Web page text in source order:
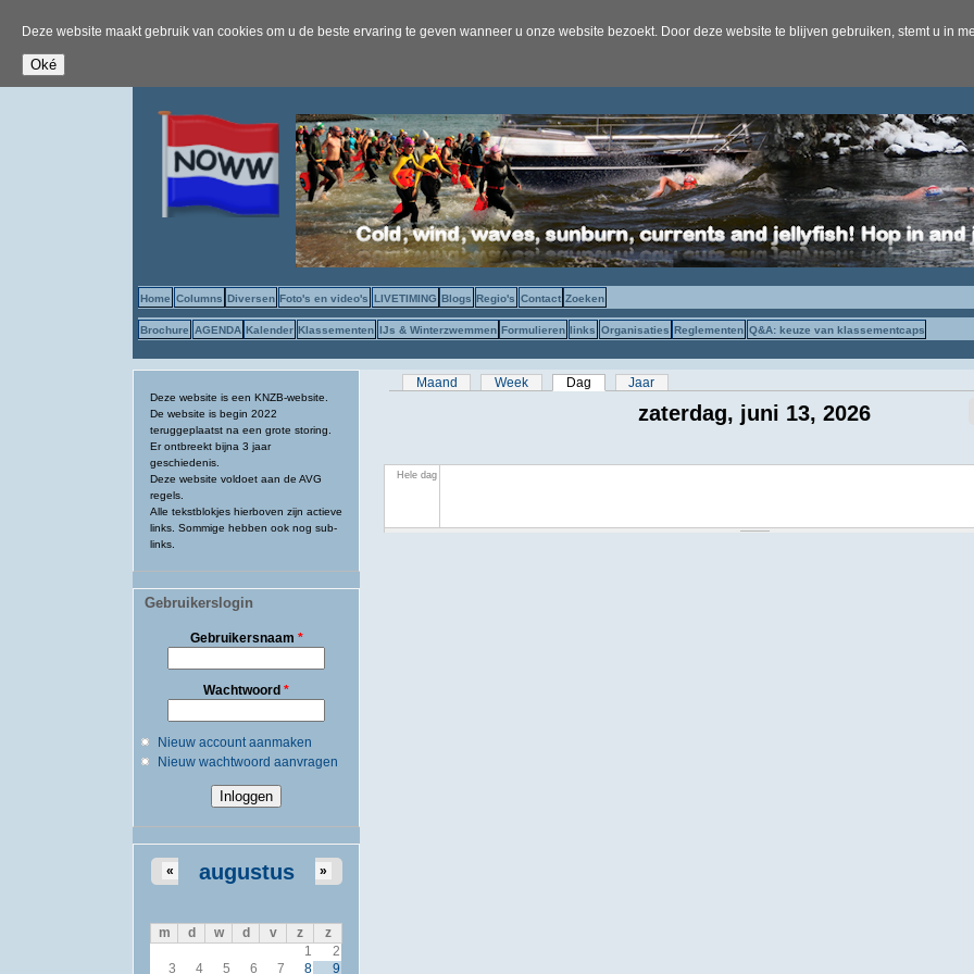
Deze website maakt gebruik van cookies om u de beste ervaring te geven wanneer u onze website bezoekt. Door deze website te blijven gebruiken, stemt u in
Home Columns Diversen Foto's en video's LIVETIMING Blogs Regio's Contact Zoeken
Brochure AGENDA Kalender Klassementen IJs & Winterzwemmen Formulieren links Organisaties Reglementen Q&A: keuze van klassementcaps
Deze website is een KNZB-website.
De website is begin 2022
teruggeplaatst na een grote storing.
Er ontbreekt bijna 3 jaar
geschiedenis.
Deze website voldoet aan de AVG
regels.
Alle tekstblokjes hierboven zijn actieve
links. Sommige hebben ook nog sub-
links.
Gebruikerslogin
Gebruikersnaam *
Wachtwoord *
Nieuw account aanmaken
Nieuw wachtwoord aanvragen
augustus
« »
m d w d v z
z
1
2
3
4 5 6 7 8
9
Primaire tabs
Maand Week Dag (actieve tabblad)
Jaar
zaterdag, juni 13, 2026
Hele dag